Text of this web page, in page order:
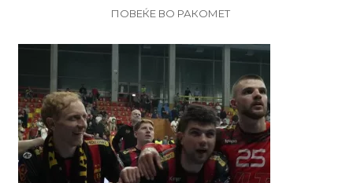
ПОВЕЌЕ ВО РАКОМЕТ